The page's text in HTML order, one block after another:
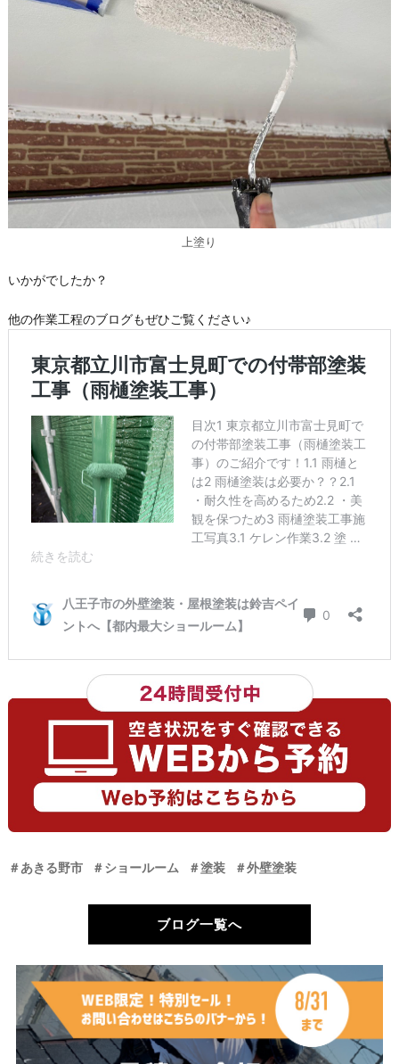
上塗り
いかがでしたか？
他の作業工程のブログもぜひご覧ください♪
＃あきる野市 ＃ショールーム ＃塗装 ＃外壁塗装
ブログ一覧へ